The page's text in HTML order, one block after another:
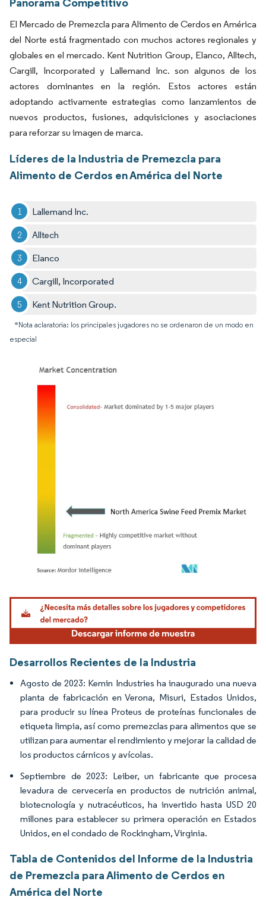
El Mercado de Premezcla para Alimento de Cerdos en América
del Norte está fragmentado con muchos actores regionales y
globales en el mercado. Kent Nutrition Group, Elanco, Alltech,
Cargill, Incorporated y Lallemand Inc. son algunos de los
actores dominantes en la región. Estos actores están
adoptando activamente estrategias como lanzamientos de
nuevos productos, fusiones, adquisiciones y asociaciones
para reforzar su imagen de marca.
Líderes de la Industria de Premezcla para
Alimento de Cerdos en América del Norte
Lallemand Inc.
Alltech
Elanco
Cargill, Incorporated
Kent Nutrition Group.
*Nota aclaratoria: los principales jugadores no se ordenaron de un modo en
especial
Imagen © Mordor Intelligence. El uso requiere atribución según CC BY 4.0.
Desarrollos Recientes de la Industria
Agosto de 2023: Kemin Industries ha inaugurado una nueva
planta de fabricación en Verona, Misuri, Estados Unidos,
para producir su línea Proteus de proteínas funcionales de
etiqueta limpia, así como premezclas para alimentos que se
utilizan para aumentar el rendimiento y mejorar la calidad de
los productos cárnicos y avícolas.
Septiembre de 2023: Leiber, un fabricante que procesa
levadura de cervecería en productos de nutrición animal,
biotecnología y nutracéuticos, ha invertido hasta USD 20
millones para establecer su primera operación en Estados
Unidos, en el condado de Rockingham, Virginia.
Tabla de Contenidos del Informe de la Industria
de Premezcla para Alimento de Cerdos en
América del Norte